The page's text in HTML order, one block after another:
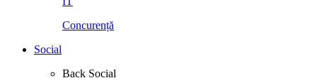
Concurență
Social
Back Social